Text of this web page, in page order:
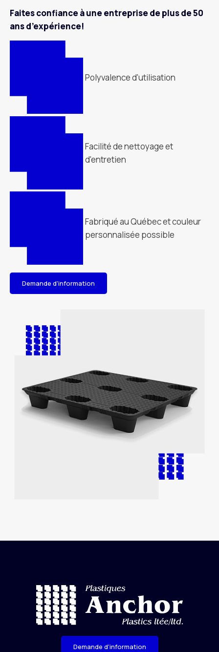
Faites confiance à une entreprise de plus de 50
ans d’expérience!
Polyvalence d'utilisation
Facilité de nettoyage et
d'entretien
Fabriqué au Québec et couleur
personnalisée possible
Demande d'information
Demande d'information